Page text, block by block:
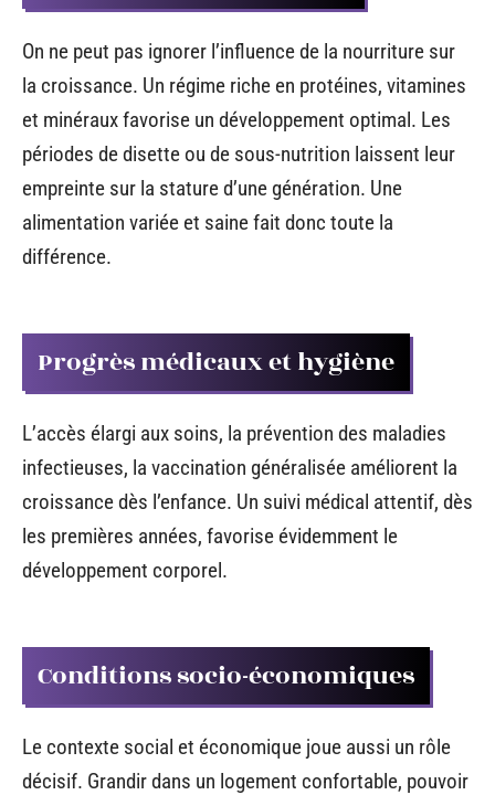
On ne peut pas ignorer l’influence de la nourriture sur
la croissance. Un régime riche en protéines, vitamines
et minéraux favorise un développement optimal. Les
périodes de disette ou de sous-nutrition laissent leur
empreinte sur la stature d’une génération. Une
alimentation variée et saine fait donc toute la
différence.
Progrès médicaux et hygiène
L’accès élargi aux soins, la prévention des maladies
infectieuses, la vaccination généralisée améliorent la
croissance dès l’enfance. Un suivi médical attentif, dès
les premières années, favorise évidemment le
développement corporel.
Conditions socio-économiques
Le contexte social et économique joue aussi un rôle
décisif. Grandir dans un logement confortable, pouvoir